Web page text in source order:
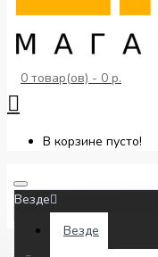
0 товар(ов) - 0 р.
В корзине пусто!
Везде
Везде